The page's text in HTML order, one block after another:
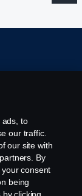
ads, to
our traffic.
our site with
By
your consent
being